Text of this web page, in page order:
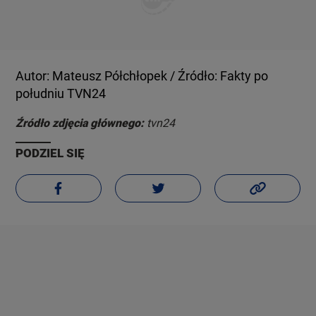
Autor: Mateusz Półchłopek / Źródło: Fakty po
południu TVN24
Źródło zdjęcia głównego: tvn24
PODZIEL SIĘ